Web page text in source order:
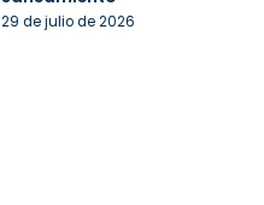
29 de julio de 2026